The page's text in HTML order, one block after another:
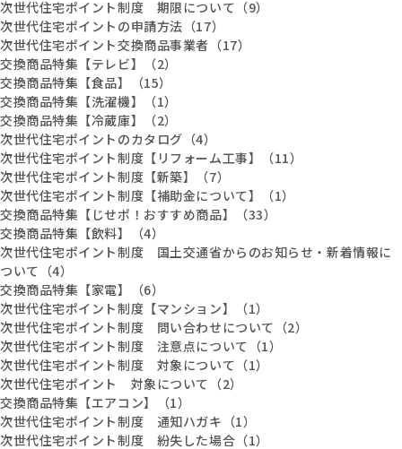
次世代住宅ポイント制度 期限について（9）
次世代住宅ポイントの申請方法（17）
次世代住宅ポイント交換商品事業者（17）
交換商品特集【テレビ】（2）
交換商品特集【食品】（15）
交換商品特集【洗濯機】（1）
交換商品特集【冷蔵庫】（2）
次世代住宅ポイントのカタログ（4）
次世代住宅ポイント制度【リフォーム工事】（11）
次世代住宅ポイント制度【新築】（7）
次世代住宅ポイント制度【補助金について】（1）
交換商品特集【じせポ！おすすめ商品】（33）
交換商品特集【飲料】（4）
次世代住宅ポイント制度 国土交通省からのお知らせ・新着情報に
ついて（4）
交換商品特集【家電】（6）
次世代住宅ポイント制度【マンション】（1）
次世代住宅ポイント制度 問い合わせについて（2）
次世代住宅ポイント制度 注意点について（1）
次世代住宅ポイント制度 対象について（1）
次世代住宅ポイント 対象について（2）
交換商品特集【エアコン】（1）
次世代住宅ポイント制度 通知ハガキ（1）
次世代住宅ポイント制度 紛失した場合（1）